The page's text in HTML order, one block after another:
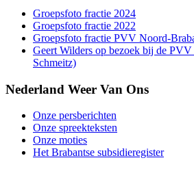
Groepsfoto fractie 2024
Groepsfoto fractie 2022
Groepsfoto fractie PVV Noord-
Geert Wilders op bezoek bij de
Schmeitz)
Nederland Weer Van Ons
Onze persberichten
Onze spreekteksten
Onze moties
Het Brabantse subsidieregister